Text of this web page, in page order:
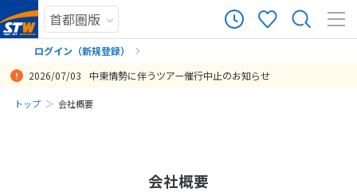
ログイン（新規登録）
2026/07/03 中東情勢に伴うツアー催行中止のお知らせ
トップ 会社概要
会社概要